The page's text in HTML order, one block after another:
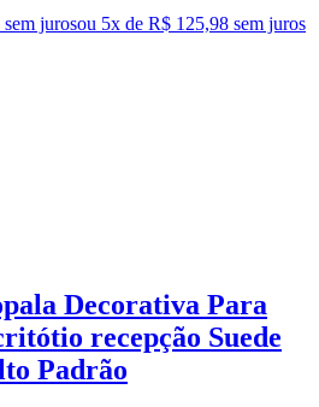
jurosou 5x de R$ 125,98 sem juros
Decorativa Para
recepção Suede
Padrão